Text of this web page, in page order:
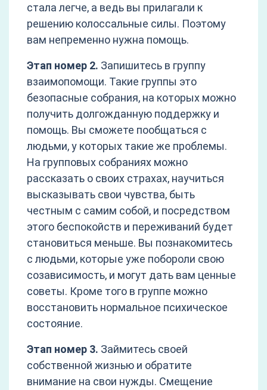
стала легче, а ведь вы прилагали к
решению колоссальные силы. Поэтому
вам непременно нужна помощь.
Этап номер 2. Запишитесь в группу
взаимопомощи. Такие группы это
безопасные собрания, на которых можно
получить долгожданную поддержку и
помощь. Вы сможете пообщаться с
людьми, у которых такие же проблемы.
На групповых собраниях можно
рассказать о своих страхах, научиться
высказывать свои чувства, быть
честным с самим собой, и посредством
этого беспокойств и переживаний будет
становиться меньше. Вы познакомитесь
с людьми, которые уже побороли свою
созависимость, и могут дать вам ценные
советы. Кроме того в группе можно
восстановить нормальное психическое
состояние.
Этап номер 3. Займитесь своей
собственной жизнью и обратите
внимание на свои нужды. Смещение